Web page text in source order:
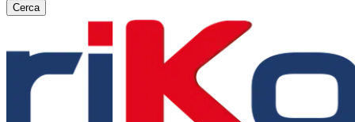
Cerca